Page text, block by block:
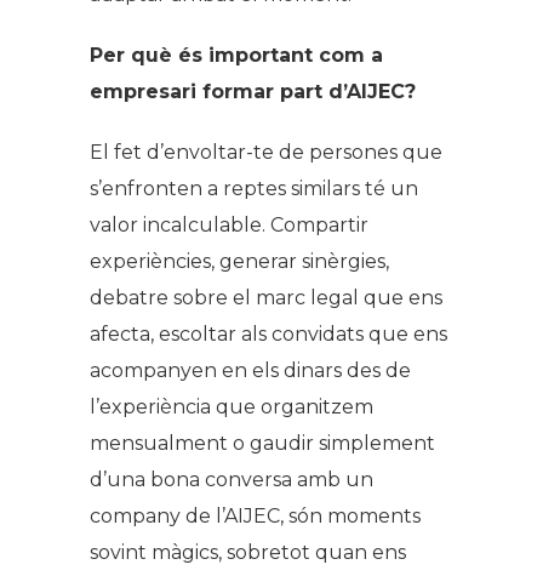
Per què és important com a
empresari formar part d’AIJEC?
El fet d’envoltar-te de persones que
s’enfronten a reptes similars té un
valor incalculable. Compartir
experiències, generar sinèrgies,
debatre sobre el marc legal que ens
afecta, escoltar als convidats que ens
acompanyen en els dinars des de
l’experiència que organitzem
mensualment o gaudir simplement
d’una bona conversa amb un
company de l’AIJEC, són moments
sovint màgics, sobretot quan ens